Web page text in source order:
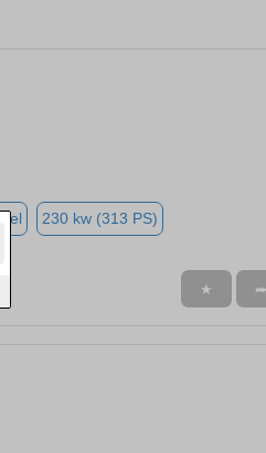
230 kw (313 PS)
★ ➦